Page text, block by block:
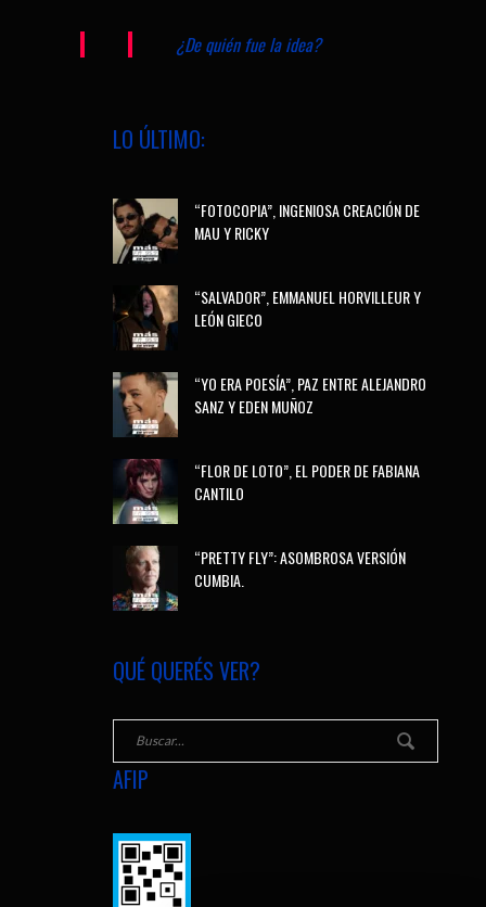
¿De quién fue la idea?
LO ÚLTIMO:
“FOTOCOPIA”, INGENIOSA CREACIÓN DE
MAU Y RICKY
“SALVADOR”, EMMANUEL HORVILLEUR Y
LEÓN GIECO
“YO ERA POESÍA”, PAZ ENTRE ALEJANDRO
SANZ Y EDEN MUÑOZ
“FLOR DE LOTO”, EL PODER DE FABIANA
CANTILO
“PRETTY FLY”: ASOMBROSA VERSIÓN
CUMBIA.
QUÉ QUERÉS VER?
AFIP